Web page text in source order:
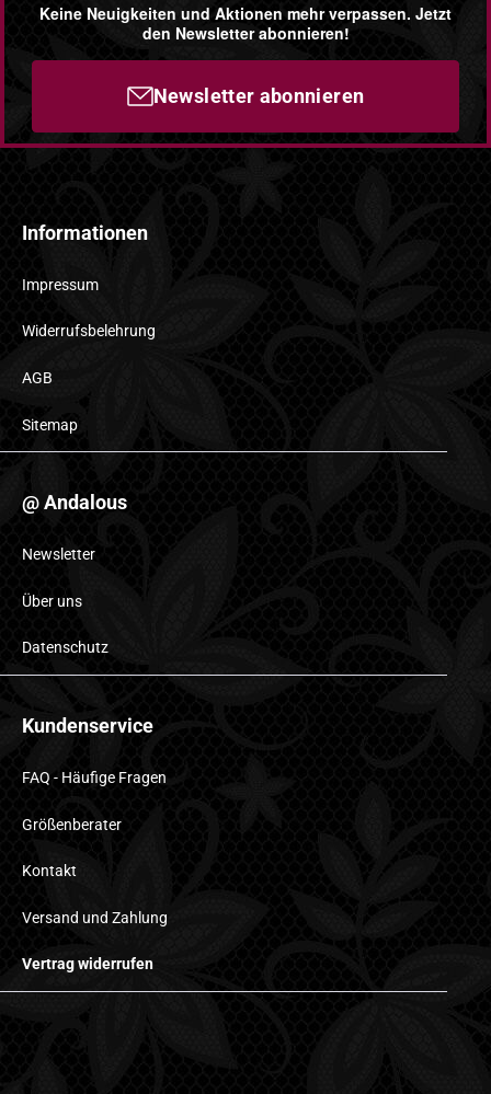
Keine Neuigkeiten und Aktionen mehr verpassen. Jetzt
den Newsletter abonnieren!
Newsletter abonnieren
Informationen
Impressum
Widerrufsbelehrung
AGB
Sitemap
@ Andalous
Newsletter
Über uns
Datenschutz
Kundenservice
FAQ - Häufige Fragen
Größenberater
Kontakt
Versand und Zahlung
Vertrag widerrufen